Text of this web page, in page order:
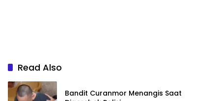
Read Also
Bandit Curanmor Menangis Saat